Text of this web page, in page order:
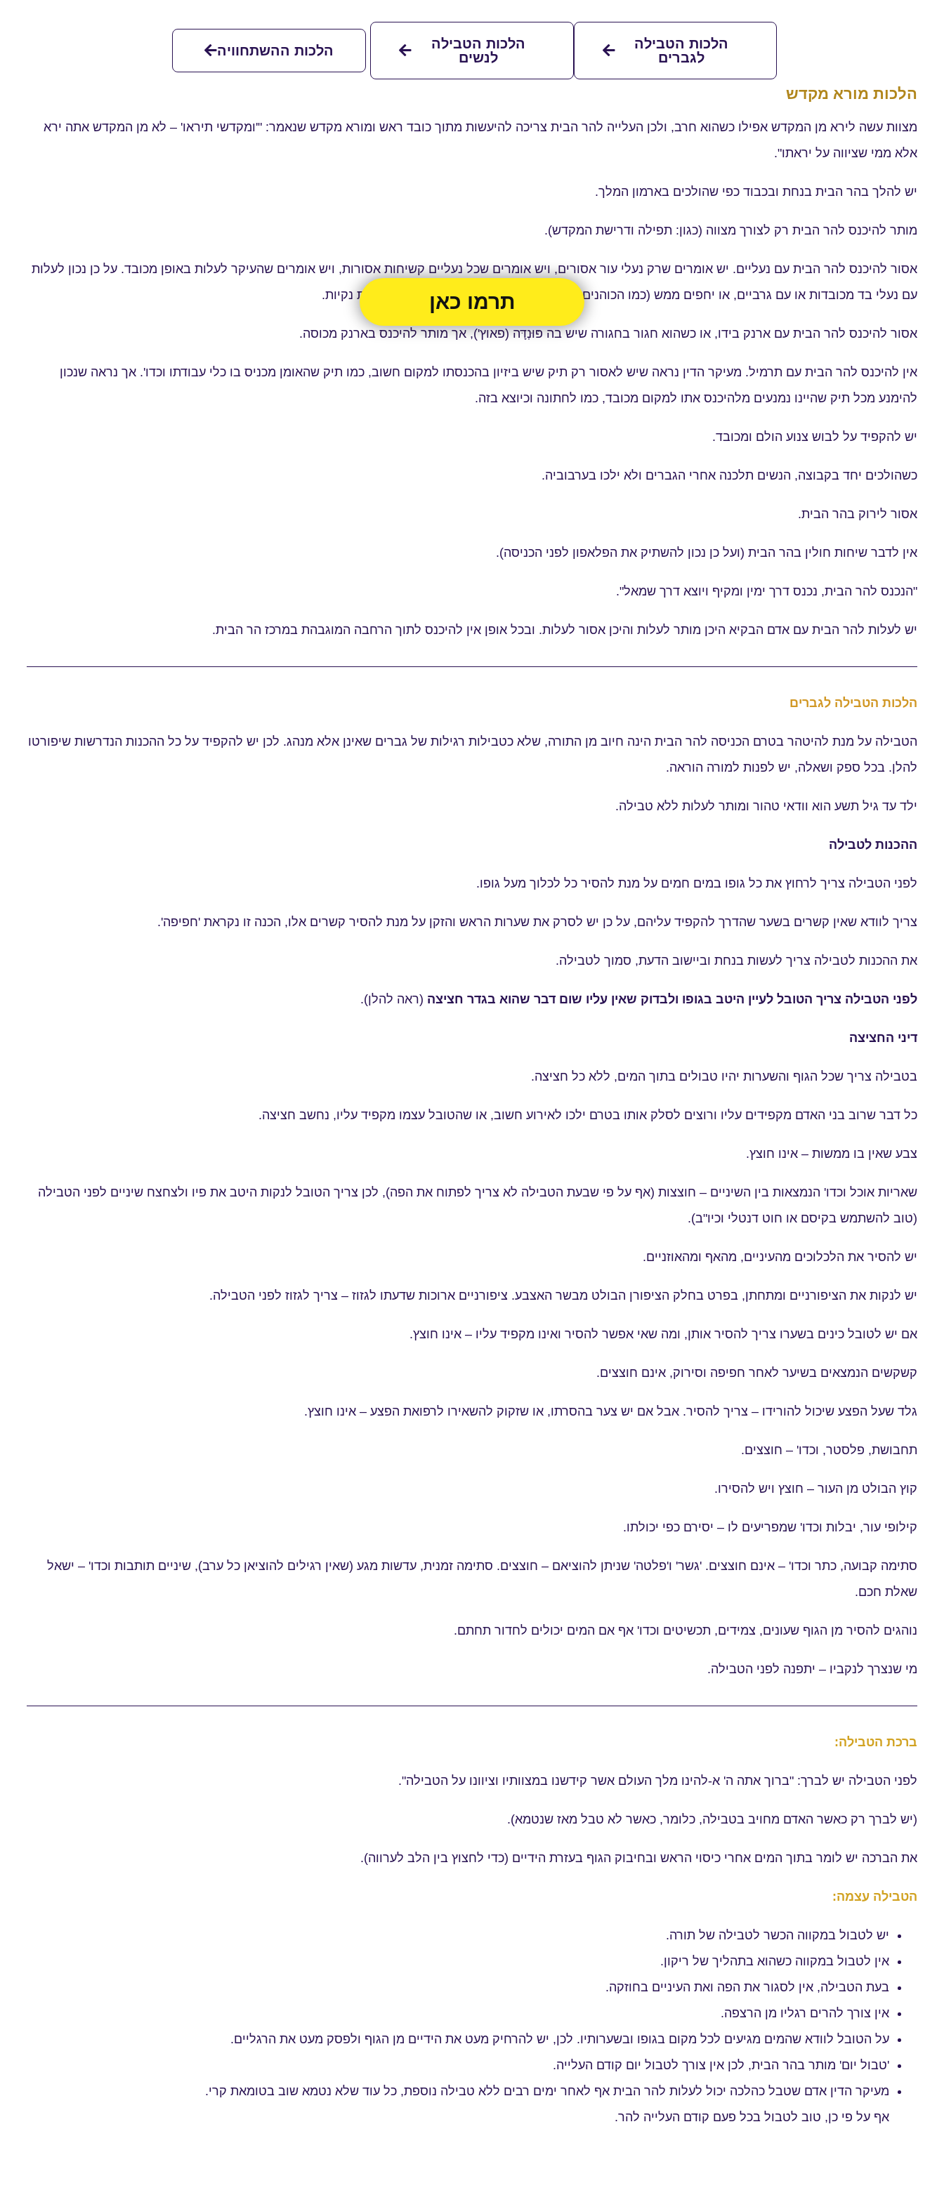
הלכות הטבילה
לגברים
הלכות הטבילה
לנשים
הלכות ההשתחוויה
הלכות מורא מקדש
מצוות עשה לירא מן המקדש אפילו כשהוא חרב, ולכן העלייה להר הבית צריכה להיעשות מתוך כובד ראש ומורא מקדש שנאמר: "'ומקדשי תיראו' – לא מן המקדש אתה ירא
אלא ממי שציווה על יראתו".
יש להלך בהר הבית בנחת ובכבוד כפי שהולכים בארמון המלך.
מותר להיכנס להר הבית רק לצורך מצווה (כגון: תפילה ודרישת המקדש).
אסור להיכנס להר הבית עם נעליים. יש אומרים שרק נעלי עור אסורים, ויש אומרים שכל נעליים קשיחות אסורות, ויש אומרים שהעיקר לעלות באופן מכובד. על כן נכון לעלות
עם נעלי בד מכובדות או עם גרביים, או יחפים ממש (כמו הכוהנים בעבודתם). הנכנס יחף, רגליו צריכות להיות נקיות.
אסור להיכנס להר הבית עם ארנק בידו, או כשהוא חגור בחגורה שיש בה פּוּנְדָּה (פאוץ'), אך מותר להיכנס בארנק מכוסה.
אין להיכנס להר הבית עם תרמיל. מעיקר הדין נראה שיש לאסור רק תיק שיש ביזיון בהכנסתו למקום חשוב, כמו תיק שהאומן מכניס בו כלי עבודתו וכדו'. אך נראה שנכון
להימנע מכל תיק שהיינו נמנעים מלהיכנס אתו למקום מכובד, כמו לחתונה וכיוצא בזה.
יש להקפיד על לבוש צנוע הולם ומכובד.
כשהולכים יחד בקבוצה, הנשים תלכנה אחרי הגברים ולא ילכו בערבוביה.
אסור לירוק בהר הבית.
אין לדבר שיחות חולין בהר הבית (ועל כן נכון להשתיק את הפלאפון לפני הכניסה).
"הנכנס להר הבית, נכנס דרך ימין ומקיף ויוצא דרך שמאל".
יש לעלות להר הבית עם אדם הבקיא היכן מותר לעלות והיכן אסור לעלות. ובכל אופן אין להיכנס לתוך הרחבה המוגבהת במרכז הר הבית.
הלכות הטבילה לגברים
הטבילה על מנת להיטהר בטרם הכניסה להר הבית הינה חיוב מן התורה, שלא כטבילות רגילות של גברים שאינן אלא מנהג. לכן יש להקפיד על כל ההכנות הנדרשות שיפורטו
להלן. בכל ספק ושאלה, יש לפנות למורה הוראה.
ילד עד גיל תשע הוא וודאי טהור ומותר לעלות ללא טבילה.
ההכנות לטבילה
לפני הטבילה צריך לרחוץ את כל גופו במים חמים על מנת להסיר כל לכלוך מעל גופו.
צריך לוודא שאין קשרים בשער שהדרך להקפיד עליהם, על כן יש לסרק את שערות הראש והזקן על מנת להסיר קשרים אלו, הכנה זו נקראת 'חפיפה'.
את ההכנות לטבילה צריך לעשות בנחת וביישוב הדעת, סמוך לטבילה.
לפני הטבילה צריך הטובל לעיין היטב בגופו ולבדוק שאין עליו שום דבר שהוא בגדר חציצה (ראה להלן).
דיני החציצה
בטבילה צריך שכל הגוף והשערות יהיו טבולים בתוך המים, ללא כל חציצה.
כל דבר שרוב בני האדם מקפידים עליו ורוצים לסלק אותו בטרם ילכו לאירוע חשוב, או שהטובל עצמו מקפיד עליו, נחשב חציצה.
צבע שאין בו ממשות – אינו חוצץ.
שאריות אוכל וכדו' הנמצאות בין השיניים – חוצצות (אף על פי שבעת הטבילה לא צריך לפתוח את הפה), לכן צריך הטובל לנקות היטב את פיו ולצחצח שיניים לפני הטבילה
(טוב להשתמש בקיסם או חוט דנטלי וכיו"ב).
יש להסיר את הלכלוכים מהעיניים, מהאף ומהאוזניים.
יש לנקות את הציפורניים ומתחתן, בפרט בחלק הציפורן הבולט מבשר האצבע. ציפורניים ארוכות שדעתו לגזוז – צריך לגזוז לפני הטבילה.
אם יש לטובל כינים בשערו צריך להסיר אותן, ומה שאי אפשר להסיר ואינו מקפיד עליו – אינו חוצץ.
קשקשים הנמצאים בשיער לאחר חפיפה וסירוק, אינם חוצצים.
גלד שעל הפצע שיכול להורידו – צריך להסיר. אבל אם יש צער בהסרתו, או שזקוק להשאירו לרפואת הפצע – אינו חוצץ.
תחבושת, פלסטר, וכדו' – חוצצים.
קוץ הבולט מן העור – חוצץ ויש להסירו.
קילופי עור, יבלות וכדו' שמפריעים לו – יסירם כפי יכולתו.
סתימה קבועה, כתר וכדו' – אינם חוצצים. 'גשר' ו'פלטה' שניתן להוציאם – חוצצים. סתימה זמנית, עדשות מגע (שאין רגילים להוציאן כל ערב), שיניים תותבות וכדו' – ישאל
שאלת חכם.
נוהגים להסיר מן הגוף שעונים, צמידים, תכשיטים וכדו' אף אם המים יכולים לחדור תחתם.
מי שנצרך לנקביו – יתפנה לפני הטבילה.
ברכת הטבילה:
לפני הטבילה יש לברך: "ברוך אתה ה' א-להינו מלך העולם אשר קידשנו במצוותיו וציוונו על הטבילה".
(יש לברך רק כאשר האדם מחויב בטבילה, כלומר, כאשר לא טבל מאז שנטמא).
את הברכה יש לומר בתוך המים אחרי כיסוי הראש ובחיבוק הגוף בעזרת הידיים (כדי לחצוץ בין הלב לערווה).
הטבילה עצמה:
יש לטבול במקווה הכשר לטבילה של תורה.
אין לטבול במקווה כשהוא בתהליך של ריקון.
בעת הטבילה, אין לסגור את הפה ואת העיניים בחוזקה.
אין צורך להרים רגליו מן הרצפה.
על הטובל לוודא שהמים מגיעים לכל מקום בגופו ובשערותיו. לכן, יש להרחיק מעט את הידיים מן הגוף ולפסק מעט את הרגליים.
'טבול יום' מותר בהר הבית, לכן אין צורך לטבול יום קודם העלייה.
מעיקר הדין אדם שטבל כהלכה יכול לעלות להר הבית אף לאחר ימים רבים ללא טבילה נוספת, כל עוד שלא נטמא שוב בטומאת קרי.
אף על פי כן, טוב לטבול בכל פעם קודם העלייה להר.
תרמו כאן